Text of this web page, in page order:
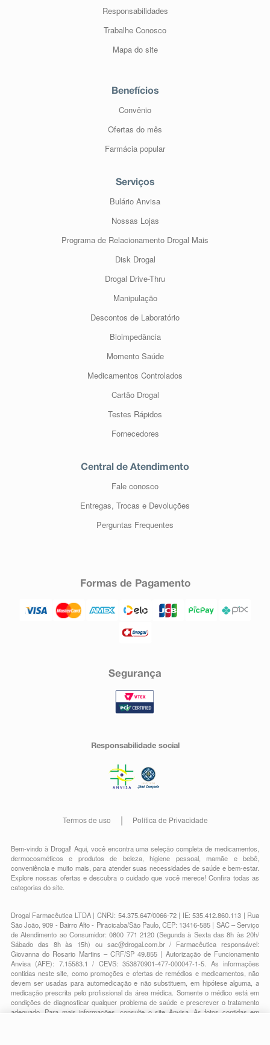
Responsabilidades
Trabalhe Conosco
Mapa do site
Benefícios
Convênio
Ofertas do mês
Farmácia popular
Serviços
Bulário Anvisa
Nossas Lojas
Programa de Relacionamento Drogal Mais
Disk Drogal
Drogal Drive-Thru
Manipulação
Descontos de Laboratório
Bioimpedância
Momento Saúde
Medicamentos Controlados
Cartão Drogal
Testes Rápidos
Fornecedores
Central de Atendimento
Fale conosco
Entregas, Trocas e Devoluções
Perguntas Frequentes
Formas de Pagamento
Segurança
Responsabilidade social
Termos de uso Política de Privacidade
Bem-vindo à Drogal! Aqui, você encontra uma seleção completa demedicamentos
dermocosméticos e produtos de beleza,higiene pessoal,mamãe e bebê
conveniênciae muito mais, para atender suas necessidades de saúde e bem-estar.
Explore nossas ofertas e descubra o cuidado que você merece!Confira todas as
categorias do site.
Drogal Farmacêutica LTDA | CNPJ: 54.375.647/0066-72 | IE: 535.412.860.113 | Rua
São João, 909 - Bairro Alto - Piracicaba/São Paulo, CEP: 13416-585 | SAC – Serviço
de Atendimento ao Consumidor: 0800 771 2120 (Segunda à Sexta das 8h às 20h/
Sábado das 8h às 15h) ou sac@drogal.com.br/ Farmacêutica responsável:
Giovanna do Rosario Martins – CRF/SP 49.855 | Autorização de Funcionamento
Anvisa (AFE): 7.15583.1 / CEVS: 353870901-477-000047-1-5. As informações
contidas neste site, como promoções e ofertas de remédios e medicamentos, não
devem ser usadas para automedicação e não substituem, em hipótese alguma, a
medicação prescrita pelo profissional da área médica. Somente o médico está em
condições de diagnosticar qualquer problema de saúde e prescrever o tratamento
adequado. Para mais informações, consulte o site Anvisa. As fotos contidas em